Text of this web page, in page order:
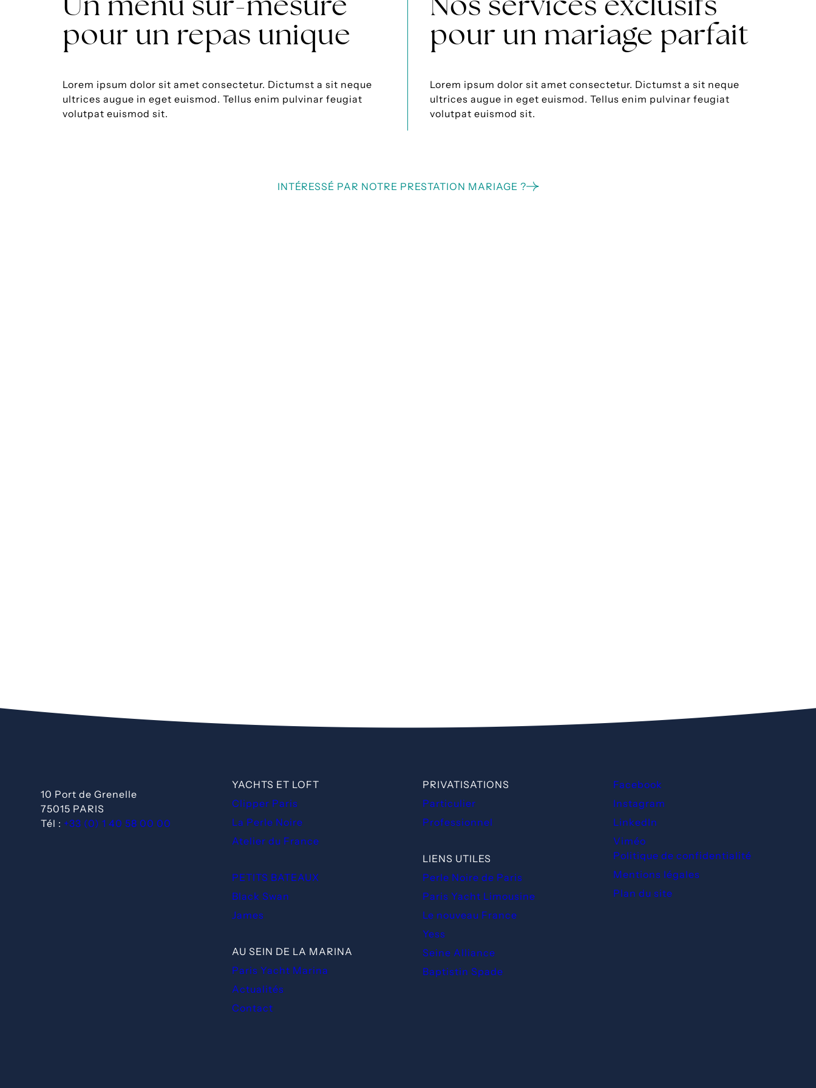
pour un repas unique
Lorem ipsum dolor sit amet consectetur. Dictumst a sit neque
ultrices augue in eget euismod. Tellus enim pulvinar feugiat
volutpat euismod sit.
pour un mariage parfait
Lorem ipsum dolor sit amet consectetur. Dictumst a sit neque
ultrices augue in eget euismod. Tellus enim pulvinar feugiat
volutpat euismod sit.
INTÉRESSÉ PAR NOTRE PRESTATION MARIAGE ?
10 Port de Grenelle
75015 PARIS
Tél : +33 (0) 1 40 58 00 00
YACHTS ET LOFT
Clipper Paris
La Perle Noire
Atelier du France
PETITS BATEAUX
Black Swan
James
AU SEIN DE LA MARINA
Paris Yacht Marina
Actualités
Contact
PRIVATISATIONS
Particulier
Professionnel
LIENS UTILES
Perle Noire de Paris
Paris Yacht Limousine
Le nouveau France
Yess
Seine Alliance
Baptistin Spade
Facebook
Instagram
LinkedIn
Viméo
Politique de confidentialité
Mentions légales
Plan du site